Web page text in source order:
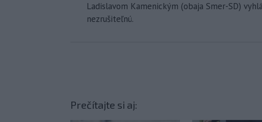
Ladislavom Kamenickým (obaja Smer-SD)
nezrušiteľnú.
Prečítajte si aj: